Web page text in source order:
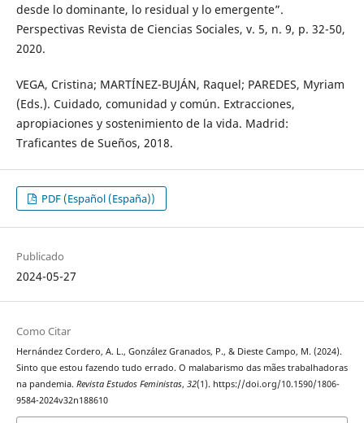
desde lo dominante, lo residual y lo emergente”.
Perspectivas Revista de Ciencias Sociales, v. 5, n. 9, p. 32-50,
2020.
VEGA, Cristina; MARTÍNEZ-BUJÁN, Raquel; PAREDES, Myriam
(Eds.). Cuidado, comunidad y común. Extracciones,
apropiaciones y sostenimiento de la vida. Madrid:
Traficantes de Sueños, 2018.
PDF (Español (España))
Publicado
2024-05-27
Como Citar
Hernández Cordero, A. L., González Granados, P., & Dieste Campo, M. (2024).
Sinto que estou fazendo tudo errado. O malabarismo das mães trabalhadoras
na pandemia. Revista Estudos Feministas, 32(1). https://doi.org/10.1590/1806-
9584-2024v32n188610